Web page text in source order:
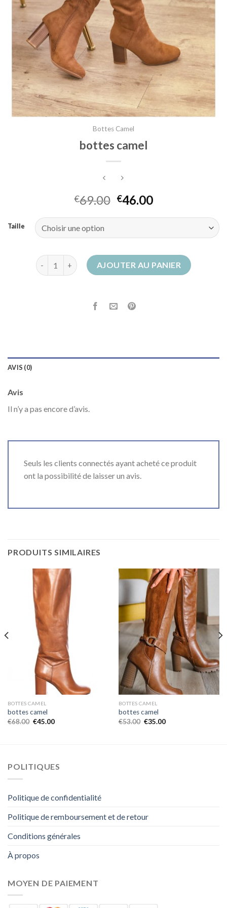
Bottes Camel
bottes camel
€69.00 €46.00
Taille
quantité de bottes camelAJOUTER AU PANIER
AVIS (0)
Avis
Il n’y a pas encore d’avis.
Seuls les clients connectés ayant acheté ce produit
ont la possibilité de laisser un avis.
PRODUITS SIMILAIRES
BOTTES CAMEL
bottes camel
€68.00 €45.00
BOTTES CAMEL
bottes camel
€53.00 €35.00
POLITIQUES
Politique de confidentialité
Politique de remboursement et de retour
Conditions générales
À propos
MOYEN DE PAIEMENT